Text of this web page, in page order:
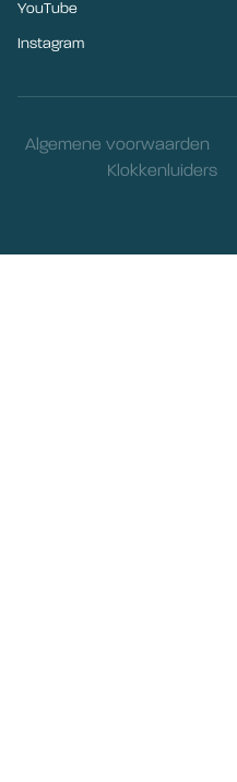
YouTube
Instagram
Algemene voorwaarden
Klokkenluiders